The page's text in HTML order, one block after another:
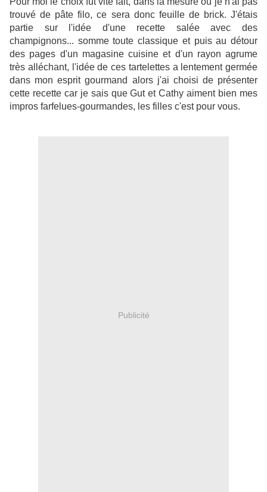
trouvé de pâte filo, ce sera donc feuille de brick. J'étais
partie sur l'idée d'une recette salée avec des
champignons... somme toute classique et puis au détour
des pages d'un magasine cuisine et d'un rayon agrume
très alléchant, l'idée de ces tartelettes a lentement germée
dans mon esprit gourmand alors j'ai choisi de présenter
cette recette car je sais que Gut et Cathy aiment bien mes
impros farfelues-gourmandes, les filles c'est pour vous.
Publicité